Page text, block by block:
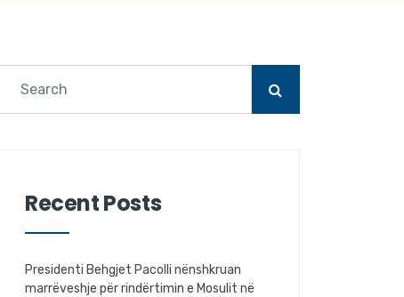
Recent Posts
Presidenti Behgjet Pacolli nënshkruan
marrëveshje për rindërtimin e Mosulit në